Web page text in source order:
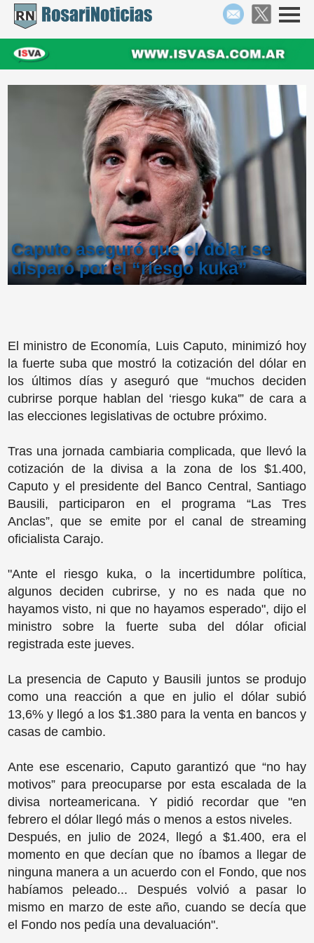
Caputo aseguró que el dólar se
disparó por el “riesgo kuka”
El ministro de Economía, Luis Caputo, minimizó hoy
la fuerte suba que mostró la cotización del dólar en
los últimos días y aseguró que “muchos deciden
cubrirse porque hablan del ‘riesgo kuka'” de cara a
las elecciones legislativas de octubre próximo.
Tras una jornada cambiaria complicada, que llevó la
cotización de la divisa a la zona de los $1.400,
Caputo y el presidente del Banco Central, Santiago
Bausili, participaron en el programa “Las Tres
Anclas”, que se emite por el canal de streaming
oficialista Carajo.
"Ante el riesgo kuka, o la incertidumbre política,
algunos deciden cubrirse, y no es nada que no
hayamos visto, ni que no hayamos esperado", dijo el
ministro sobre la fuerte suba del dólar oficial
registrada este jueves.
La presencia de Caputo y Bausili juntos se produjo
como una reacción a que en julio el dólar subió
13,6% y llegó a los $1.380 para la venta en bancos y
casas de cambio.
Ante ese escenario, Caputo garantizó que “no hay
motivos” para preocuparse por esta escalada de la
divisa norteamericana. Y pidió recordar que "en
febrero el dólar llegó más o menos a estos niveles.
Después, en julio de 2024, llegó a $1.400, era el
momento en que decían que no íbamos a llegar de
ninguna manera a un acuerdo con el Fondo, que nos
habíamos peleado... Después volvió a pasar lo
mismo en marzo de este año, cuando se decía que
el Fondo nos pedía una devaluación".